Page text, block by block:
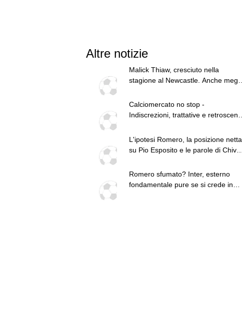
Altre notizie
Malick Thiaw, cresciuto nella
stagione al Newcastle. Anche meglio
Calciomercato no stop -
Indiscrezioni, trattative e retroscena
L'ipotesi Romero, la posizione netta
su Pio Esposito e le parole di Chivu:
Romero sfumato? Inter, esterno
fondamentale pure se si crede in